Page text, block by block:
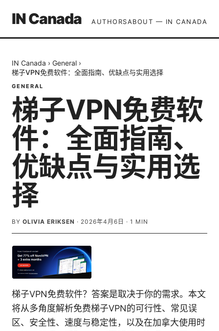
IN Canada AUTHORSABOUT — IN CANADA
IN Canada › General ›
梯子VPN免费软件：全面指南、优缺点与实用选择
GENERAL
梯子VPN免费软
件：全面指南、
优缺点与实用选
择
BY OLIVIA ERIKSEN · 2026年4月6日 · 1 MIN
梯子VPN免费软件？答案是取决于你的需求。本文
将从多角度解析免费梯子VPN的可行性、常见误
区、安全性、速度与稳定性，以及在加拿大使用时